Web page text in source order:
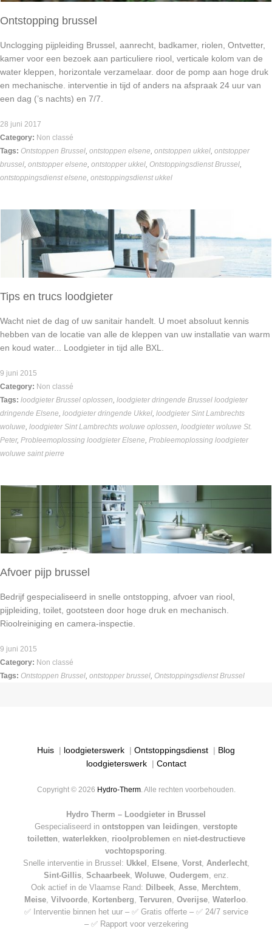
Ontstopping brussel
Unclogging pijpleiding Brussel, aanrecht, badkamer, riolen, Ontvetter,
kamer voor een bezoek aan particuliere riool, verticale kolom van de
water kleppen, horizontale verzamelaar. door de pomp aan hoge druk
en mechanische. interventie in tijd of anders na afspraak 24 uur van
een dag (’s nachts) en 7/7.
28 juni 2017
Category: Non classé
Tags: Ontstoppen Brussel, ontstoppen elsene, ontstoppen ukkel, ontstopper
brussel, ontstopper elsene, ontstopper ukkel, Ontstoppingsdienst Brussel,
ontstoppingsdienst elsene, ontstoppingsdienst ukkel
Tips en trucs loodgieter
Wacht niet de dag of uw sanitair handelt. U moet absoluut kennis
hebben van de locatie van alle de kleppen van uw installatie van warm
en koud water... Loodgieter in tijd alle BXL.
9 juni 2015
Category: Non classé
Tags: loodgieter Brussel oplossen, loodgieter dringende Brussel loodgieter
dringende Elsene, loodgieter dringende Ukkel, loodgieter Sint Lambrechts
woluwe, loodgieter Sint Lambrechts woluwe oplossen, loodgieter woluwe St.
Peter, Probleemoplossing loodgieter Elsene, Probleemoplossing loodgieter
woluwe saint pierre
Afvoer pijp brussel
Bedrijf gespecialiseerd in snelle ontstopping, afvoer van riool,
pijpleiding, toilet, gootsteen door hoge druk en mechanisch.
Rioolreiniging en camera-inspectie.
9 juni 2015
Category: Non classé
Tags: Ontstoppen Brussel, ontstopper brussel, Ontstoppingsdienst Brussel
Huis | loodgieterswerk | Ontstoppingsdienst | Blog
loodgieterswerk| Contact
Copyright © 2026 Hydro-Therm. Alle rechten voorbehouden.
Hydro Therm – Loodgieter in Brussel
Gespecialiseerd in ontstoppen van leidingen verstopte
toiletten waterlekken rioolproblemen en niet-destructieve
vochtopsporing
Snelle interventie in Brussel: Ukkel Elsene, Vorst, Anderlecht,
Sint-Gillis, Schaarbeek, Woluwe, Oudergem , enz.
Ook actief in de Vlaamse Rand: Dilbeek Asse Merchtem
Meise, Vilvoorde, Kortenberg Tervuren Overijse, Waterloo.
✅ Interventie binnen het uur – ✅ Gratis offerte – ✅ 24/7 service
– ✅ Rapport voor verzekering